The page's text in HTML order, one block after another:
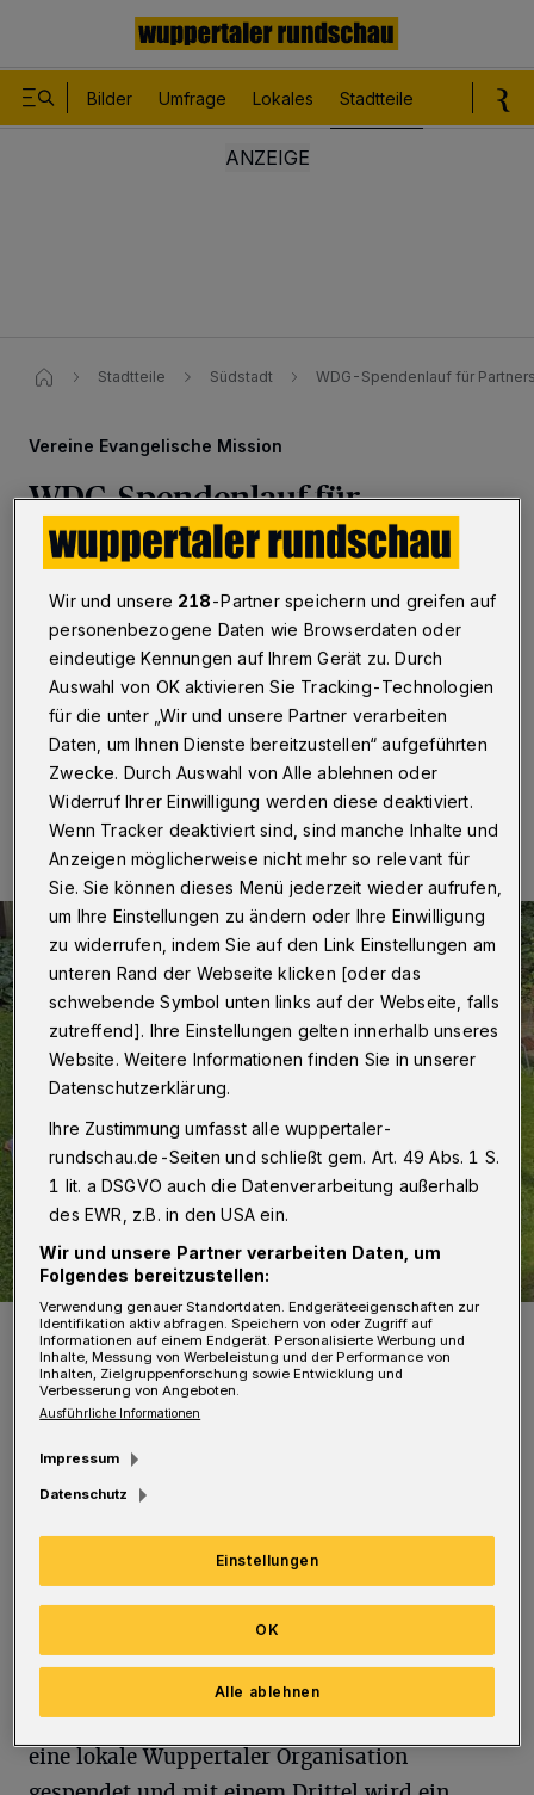
Bilder Umfrage Lokales Stadtteile
Stadtteile Südstadt WDG-Spendenlauf für
Vereine Evangelische Mission
WDG-Spendenlauf für
Partnerschule in Indonesien
Wuppertal·Das Wilhelm-Dörpfeld-Gymnasium hat
der Vereinten Evangelischen Mission (VEM) in Barmen
2.028,45 Euro übergeben. Das Geld ist für die
Partnerschule SMK Tarunatama Getasan auf der
indonesischen Insel Java bestimmt.
05.09.2023 , 14:35 Uhr Eine Minute Lesezeit
19 Schülerinnen und Schüler des WDG besuchten mit Schulleiterin
Claudia Schweizer-Motte und SV-Verbindungslehrerin Susanne
Giskes das Missionshaus.
Foto: Susanne Seiler
Mitte Mai nahmen 800 Schülerinnen und
Schüler des Gymnasiums an dem alljährigen
Spendenlauf im Garten der Stadthallen teil.
Die Spenden werden anschließend aufgeteilt –
eine langjährige Tradition: Ein Drittel des
Geldes bleibt an der Schule, ein Drittel wird an
eine lokale Wuppertaler Organisation
Wir und unsere 218-Partner speichern und greifen auf
personenbezogene Daten wie Browserdaten oder
eindeutige Kennungen auf Ihrem Gerät zu. Durch
Auswahl von OK aktivieren Sie Tracking-Technologien
für die unter „Wir und unsere Partner verarbeiten
Daten, um Ihnen Dienste bereitzustellen“ aufgeführten
Zwecke. Durch Auswahl von Alle ablehnen oder
Widerruf Ihrer Einwilligung werden diese deaktiviert.
Wenn Tracker deaktiviert sind, sind manche Inhalte und
Anzeigen möglicherweise nicht mehr so relevant für
Sie. Sie können dieses Menü jederzeit wieder aufrufen,
um Ihre Einstellungen zu ändern oder Ihre Einwilligung
zu widerrufen, indem Sie auf den Link Einstellungen am
unteren Rand der Webseite klicken [oder das
schwebende Symbol unten links auf der Webseite, falls
zutreffend]. Ihre Einstellungen gelten innerhalb unseres
Website. Weitere Informationen finden Sie in unserer
Datenschutzerklärung.
Ihre Zustimmung umfasst alle wuppertaler-
rundschau.de-Seiten und schließt gem. Art. 49 Abs. 1 S.
1 lit. a DSGVO auch die Datenverarbeitung außerhalb
des EWR, z.B. in den USA ein.
Wir und unsere Partner verarbeiten Daten, um
Folgendes bereitzustellen:
Verwendung genauer Standortdaten. Endgeräteeigenschaften zur
Identifikation aktiv abfragen. Speichern von oder Zugriff auf
Informationen auf einem Endgerät. Personalisierte Werbung und
Inhalte, Messung von Werbeleistung und der Performance von
Inhalten, Zielgruppenforschung sowie Entwicklung und
Verbesserung von Angeboten.
Ausführliche Informationen
Impressum
Datenschutz
Einstellungen
Alle ablehnen
OK